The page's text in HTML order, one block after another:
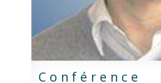
Conférence